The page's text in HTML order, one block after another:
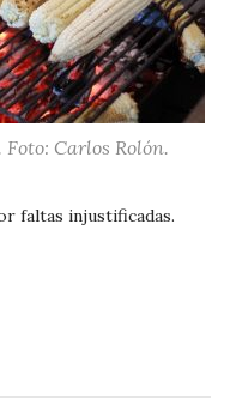
Foto: Carlos Rolón.
faltas injustificadas.